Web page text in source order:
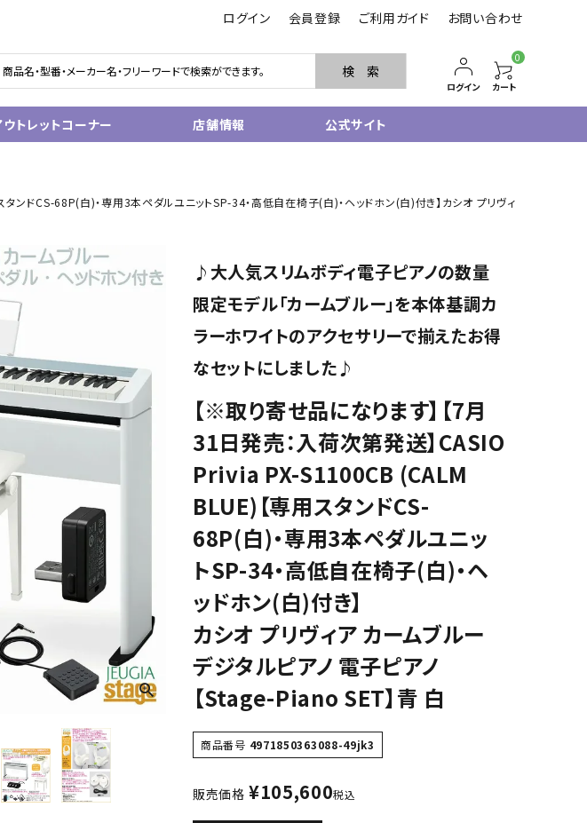
ログイン 会員登録 ご利用ガイド お問い合わせ
検 索
ログイン
0
カート
グランドピアノ
中古ピアノ
電子ピアノ/エレクトーン
関連アクセサリー
サクソフォン
クラリネット
その他木管
その他金管
中古管楽器
管楽器小物
その他楽器
ハーモニカ
鍵盤ハーモニカ
リコーダー
CD/楽譜・音楽雑貨
CD、映像ソフト等
楽譜
音楽雑貨
ウトレットコーナー 店舗情報 公式サイト
ドCS-68P(白)・専用3本ペダルユニットSP-34・高低自在椅子(白)・ヘッドホン(白)付き】カシオ プリヴィ
♪大人気スリムボディ電子ピアノの数量
限定モデル「カームブルー」を本体基調カ
ラーホワイトのアクセサリーで揃えたお得
なセットにしました♪
【※取り寄せ品になります】【7月
31日発売：入荷次第発送】CASIO
Privia PX-S1100CB (CALM
BLUE)【専用スタンドCS-
68P(白)・専用3本ペダルユニッ
トSP-34・高低自在椅子(白)・ヘ
ッドホン(白)付き】
カシオ プリヴィア カームブルー
デジタルピアノ 電子ピアノ
【Stage-Piano SET】青 白
商品番号 4971850363088-49jk3
販売価格 ¥105,600税込